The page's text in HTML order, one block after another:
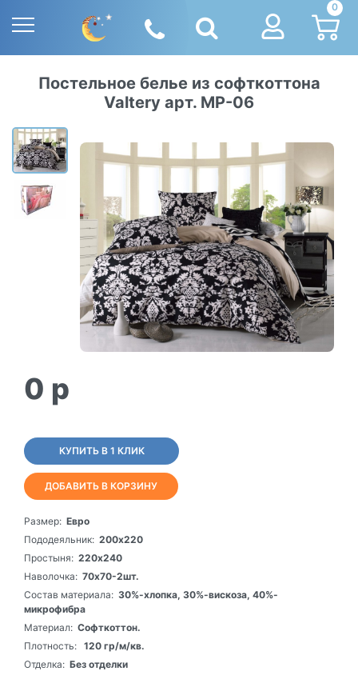
0
Постельное белье из софткоттона
Valtery арт. МР-06
0 p
КУПИТЬ В 1 КЛИК
ДОБАВИТЬ В КОРЗИНУ
Размер: Евро
Пододеяльник: 200х220
Простыня: 220х240
Наволочка: 70х70-2шт.
Состав материала: 30%-хлопка, 30%-вискоза, 40%-
микрофибра
Материал: Софткоттон.
Плотность: 120 гр/м/кв.
Отделка: Без отделки